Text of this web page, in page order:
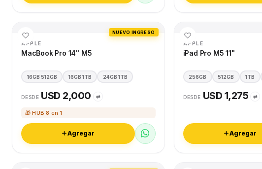
NUEVO INGRESO
APPLE
MacBook Pro 14" M5
16GB 512GB 16GB 1TB 24GB 1TB
DESDE USD 2,000 ⇄
🎁 HUB 8 en 1
Agregar
APPLE
iPad Pro M5 11"
256GB 512GB 1TB
DESDE USD 1,275 ⇄
Agregar